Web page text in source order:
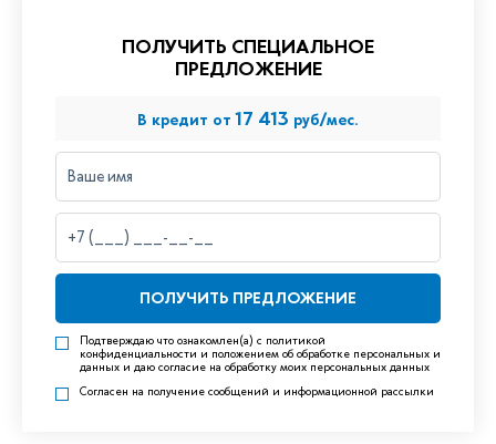
ПОЛУЧИТЬ СПЕЦИАЛЬНОЕ
ПРЕДЛОЖЕНИЕ
В кредит от17 413 руб/мес.
ПОЛУЧИТЬ ПРЕДЛОЖЕНИЕ
Подтверждаю что ознакомлен(а) с политикой
конфиденциальности и положением об обработке персональных и
данных и даю согласие на обработку моих персональных данных
Согласен на получение сообщений и информационной рассылки